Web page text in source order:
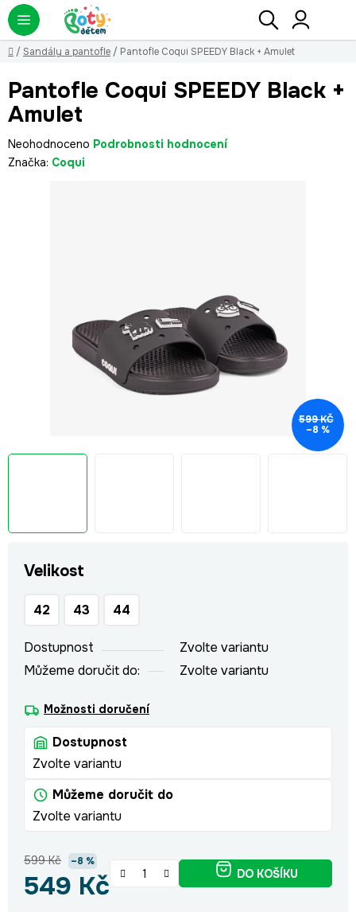
Přejít
na
obsah
Hledat
Domů
/ Sandály a pantofle / Pantofle Coqui SPEEDY Black + Amulet
Velikost
42 43 44
Dostupnost
Zvolte variantu
Můžeme doručit do:
Zvolte variantu
Možnosti doručení
Dostupnost
Zvolte variantu
Můžeme doručit do
Zvolte variantu
599 Kč –8 %
549 Kč DO KOŠÍKU
Pantofle Coqui SPEEDY Black +
Amulet
Průměrné
hodnocení
Neohodnoceno Podrobnosti hodnocení
Značka: Coqui
599 KČ
–8 %